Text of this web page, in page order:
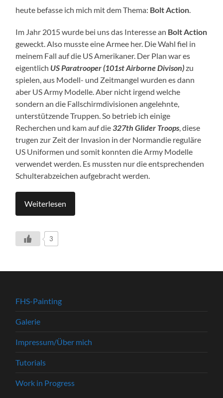
heute befasse ich mich mit dem Thema: Bolt Action.
Im Jahr 2015 wurde bei uns das Interesse an Bolt Action
geweckt. Also musste eine Armee her. Die Wahl fiel in
meinem Fall auf die US Amerikaner. Der Plan war es
eigentlich US Paratrooper (101st Airborne Divison)zu
spielen, aus Modell- und Zeitmangel wurden es dann
aber US Army Modelle. Aber nicht irgend welche
sondern an die Fallschirmdivisionen angelehnte,
unterstützende Truppen. So betrieb ich einige
Recherchen und kam auf die327th Glider Troops, diese
trugen zur Zeit der Invasion in der Normandie reguläre
US Uniformen und somit konnten die Army Modelle
verwendet werden. Es mussten nur die entsprechenden
Schulterabzeichen aufgebracht werden.
Weiterlesen
3
FHS-Painting
Galerie
Impressum/Über mich
Tutorials
Work in Progress